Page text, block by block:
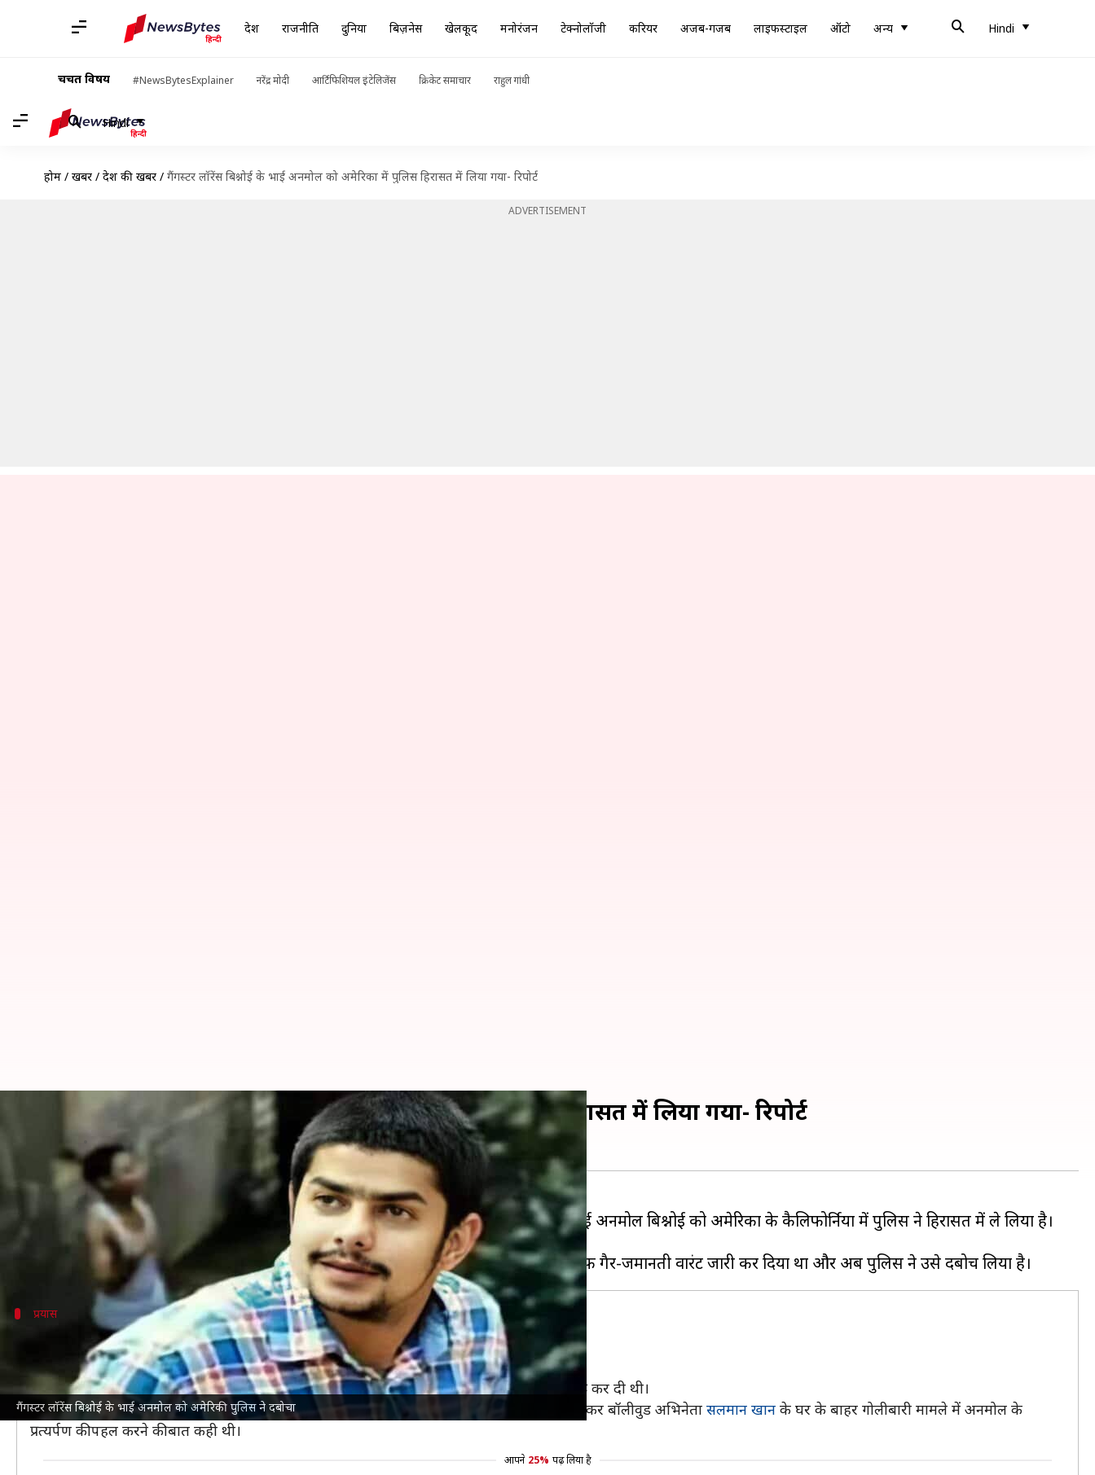
देश राजनीति दुनिया बिज़नेस खेलकूद मनोरंजन टेक्नोलॉजी करियर अजब-गजब लाइफस्टाइल ऑटो अन्य Hindi
चर्चित विषय #NewsBytesExplainer नरेंद्र मोदी आर्टिफिशियल इंटेलिजेंस क्रिकेट समाचार राहुल गांधी
Hindi
होम / खबरें / देश की खबरें / गैंगस्टर लॉरेंस बिश्नोई के भाई अनमोल को अमेरिका में पुलिस हिरासत में लिया गया- रिपोर्ट
ADVERTISEMENT
गैंगस्टर लॉरेंस बिश्नोई के भाई अनमोल को अमेरिकी पुलिस ने दबोचा
गैंगस्टर लॉरेंस बिश्नोई के भाई अनमोल को अमेरिका में पुलिस हिरासत में लिया गया- रिपोर्ट
Nov 18, 2024
क्या है खबर?
अमेरिका से सोमवार को भारतीय पुलिस के लिए राहत की खबर आई है। गैंगस्टरलॉरेंस बिश्नोईके भाई अनमोल बिश्नोई को अमेरिका के कैलिफोर्निया में पुलिस ने हिरासत में ले लिया है।
हालांकि, दिल्ली और मुंबई पुलिस ने इस संबंध में कोई जानकारी नहीं दी है।
प्रयास
मुंबई पुलिस ने शुरू की थी अनमोल के प्रत्यर्पण की प्रक्रिया
अक्टूबर की शुरुआत में अमेरिकी अधिकारियों ने भारत को अनमोल के अमेरिका में होने की सूचना दी है।
उसके बाद मुंबई पुलिस ने प्रतिक्रियात्मक कदम उठाते हुए उसको अमेरिका से प्रत्यर्पित करने की तैयारी शुरू कर दी थी।
इसके लिए 16 अक्टूबर कोमुंबई पुलिसकी अपराध शाखा ने शहर की एक विशेष अदालत में इस्तगासा लगाकर बॉलीवुड अभिनेता सलमान खान के घर के बाहर गोलीबारी मामले में अनमोल के
प्रत्यर्पण की पहल करने की बात कही थी।
आपने 25% पढ़ लिया है